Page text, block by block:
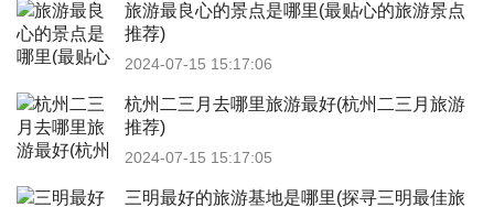
旅游最良心的景点是哪里(最贴心的旅游景点
推荐)
2024-07-15 15:17:06
杭州二三月去哪里旅游最好(杭州二三月旅游
推荐)
2024-07-15 15:17:05
三明最好的旅游基地是哪里(探寻三明最佳旅